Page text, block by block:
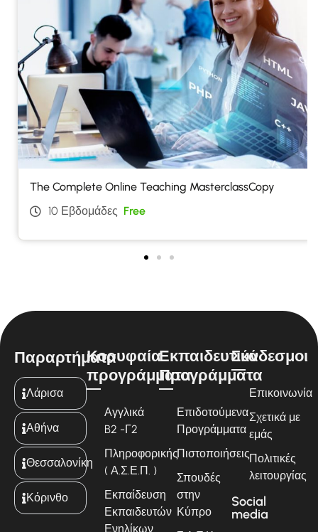
The Complete Online Teaching MasterclassCopy
10 Εβδομάδες Free
Παραρτήματα
Λάρισα
Αθήνα
Θεσσαλονίκη
Κόρινθο
Κορυφαία
προγράμματα
Αγγλικά
B2 -Γ2
Πληροφορικής
( Α.Σ.Ε.Π. )
Εκπαίδευση
Εκπαιδευτών
Ενηλίκων
Εκπαιδευτικά
Προγράμματα
Επιδοτούμενα
Προγράμματα
Πιστοποιήσεις
Σπουδές
στην
Κύπρο
Σύνδεσμοι
Επικοινωνία
Σχετικά με
εμάς
Πολιτικές
λειτουργίας
Social
media